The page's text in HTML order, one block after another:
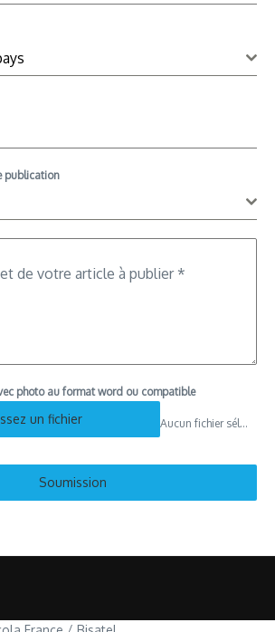
publication
de votre article à publier *
photo au format word ou compatible
un fichier Aucun fichier sélectionné
Soumission